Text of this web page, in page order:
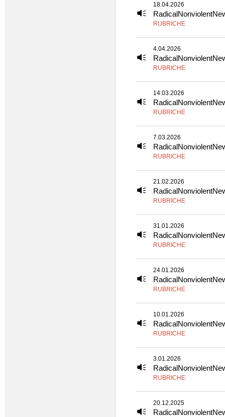
18.04.2026
RUBRICHE
4.04.2026
RUBRICHE
14.03.2026
RUBRICHE
7.03.2026
RUBRICHE
21.02.2026
RUBRICHE
31.01.2026
RUBRICHE
24.01.2026
RUBRICHE
10.01.2026
RUBRICHE
3.01.2026
RUBRICHE
20.12.2025